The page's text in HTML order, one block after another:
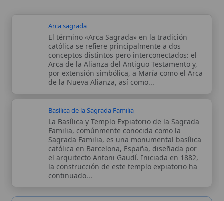
Autor:Comité editorial
Artículo supervisado por el Comité
editorial de Wikitólica. Las afirmaciones
del artículo están basadas y contrastadas
usando fuentes catolicas: escritos
patrísticos, de santos, artículos
magisteriales y documentos oficiales de
la Iglesia. Proceso editorial →
Wikitólica © 2026. Enciclopedia del patrimonio doctrinal,
histórico y litúrgico de la Iglesia Católica. Parte de la red formativa
Curso Católico,Buscador Católico